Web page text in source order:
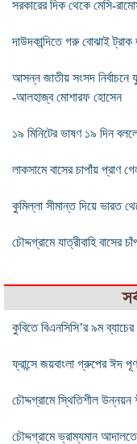
সরকারের দিক থেকে মেসি-
দাউদকান্দিতে গরু বোঝাই ট্রাক
আসন্ন জাতীয় সংসদ
-আলহাজ্ব মোশারফ হোসেন
১৯ মিনিটের ভাষণ ১৯ দিন
লাকসামে বাসের চাপাঁয় প্রাণ
কুমিল্লা সীমান্ত দিয়ে ভারত
চৌদ্দগ্রামে যাত্রীবাহি বাসের
কুবিতে বিএনসিসি’র ৯ম ব্যাচের
ফ্রান্সে জয়বাংলা গ্রুপের ঈদ
চৌদ্দগ্রামে স্থিতিশীল উন্নয়ন
চৌদ্দগ্রামে ভ্রাম্যমান